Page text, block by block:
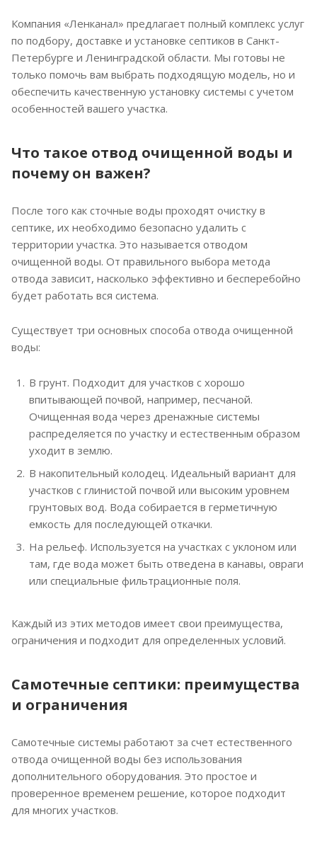
Компания «Ленканал» предлагает полный комплекс услуг
по подбору, доставке и установке септиков в Санкт-
Петербурге и Ленинградской области. Мы готовы не
только помочь вам выбрать подходящую модель, но и
обеспечить качественную установку системы с учетом
особенностей вашего участка.
Что такое отвод очищенной воды и
почему он важен?
После того как сточные воды проходят очистку в
септике, их необходимо безопасно удалить с
территории участка. Это называется отводом
очищенной воды. От правильного выбора метода
отвода зависит, насколько эффективно и бесперебойно
будет работать вся система.
Существует три основных способа отвода очищенной
воды:
В грунт. Подходит для участков с хорошо
впитывающей почвой, например, песчаной.
Очищенная вода через дренажные системы
распределяется по участку и естественным образом
уходит в землю.
В накопительный колодец. Идеальный вариант для
участков с глинистой почвой или высоким уровнем
грунтовых вод. Вода собирается в герметичную
емкость для последующей откачки.
На рельеф. Используется на участках с уклоном или
там, где вода может быть отведена в канавы, овраги
или специальные фильтрационные поля.
Каждый из этих методов имеет свои преимущества,
ограничения и подходит для определенных условий.
Самотечные септики: преимущества
и ограничения
Самотечные системы работают за счет естественного
отвода очищенной воды без использования
дополнительного оборудования. Это простое и
проверенное временем решение, которое подходит
для многих участков.